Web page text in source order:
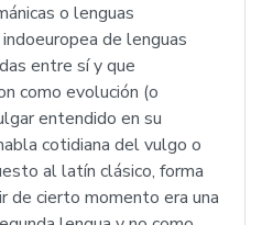
o lenguas
de lenguas
entre sí y que
como evolución (o
entendido en su
cotidiana del vulgo o
al latín clásico, forma
de cierto momento era una